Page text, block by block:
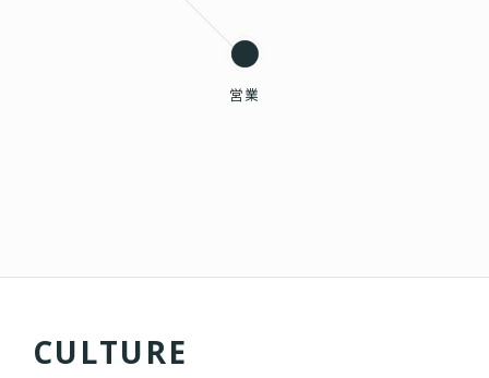
営業
CULTURE